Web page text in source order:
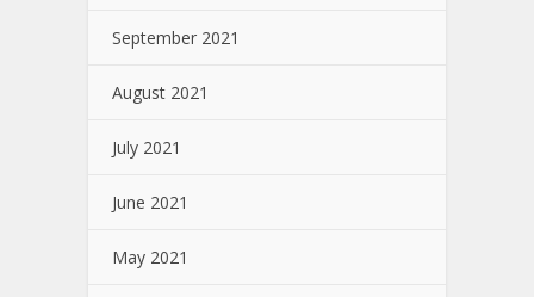
September 2021
August 2021
July 2021
June 2021
May 2021